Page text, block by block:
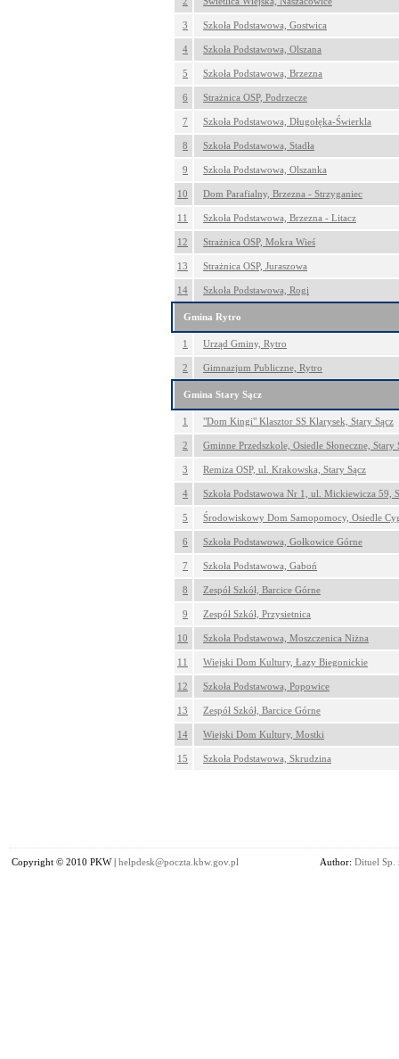
3 Szkoła Podstawowa, Gostwica
4 Szkoła Podstawowa, Olszana
5 Szkoła Podstawowa, Brzezna
6 Strażnica OSP, Podrzecze
7 Szkoła Podstawowa, Długołęka-Świerkla
8 Szkoła Podstawowa, Stadła
9 Szkoła Podstawowa, Olszanka
10 Dom Parafialny, Brzezna - Strzyganiec
11 Szkoła Podstawowa, Brzezna - Litacz
12 Strażnica OSP, Mokra Wieś
13 Strażnica OSP, Juraszowa
14 Szkoła Podstawowa, Rogi
Gmina Rytro
1 Urząd Gminy, Rytro
2 Gimnazjum Publiczne, Rytro
Gmina Stary Sącz
1 "Dom Kingi" Klasztor SS Klarysek, Stary Sącz
2 Gminne Przedszkole, Osiedle Słoneczne, Stary
3 Remiza OSP, ul. Krakowska, Stary Sącz
4 Szkoła Podstawowa Nr 1, ul. Mickiewicza 59,
5 Środowiskowy Dom Samopomocy, Osiedle
6 Szkoła Podstawowa, Gołkowice Górne
7 Szkoła Podstawowa, Gaboń
8 Zespół Szkół, Barcice Górne
9 Zespół Szkół, Przysietnica
10 Szkoła Podstawowa, Moszczenica Niżna
11 Wiejski Dom Kultury, Łazy Biegonickie
12 Szkoła Podstawowa, Popowice
13 Zespół Szkół, Barcice Górne
14 Wiejski Dom Kultury, Mostki
15 Szkoła Podstawowa, Skrudzina
Copyright © 2010 PKW | helpdesk@poczta.kbw.gov.pl Author: Dituel Sp.